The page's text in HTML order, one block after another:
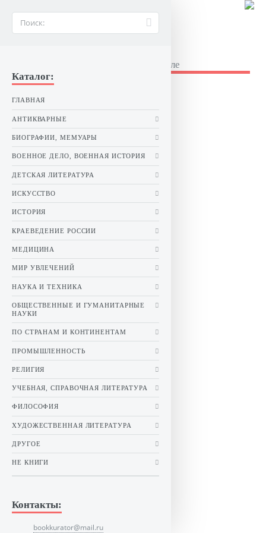
Букинистические книги в Ставрополе
Каталог:
ГЛАВНАЯ
АНТИКВАРНЫЕ
БИОГРАФИИ, МЕМУАРЫ
ВОЕННОЕ ДЕЛО, ВОЕННАЯ ИСТОРИЯ
ДЕТСКАЯ ЛИТЕРАТУРА
ИСКУССТВО
ИСТОРИЯ
КРАЕВЕДЕНИЕ РОССИИ
МЕДИЦИНА
МИР УВЛЕЧЕНИЙ
НАУКА И ТЕХНИКА
ОБЩЕСТВЕННЫЕ И ГУМАНИТАРНЫЕ
НАУКИ
ПО СТРАНАМ И КОНТИНЕНТАМ
ПРОМЫШЛЕННОСТЬ
РЕЛИГИЯ
УЧЕБНАЯ, СПРАВОЧНАЯ ЛИТЕРАТУРА
ФИЛОСОФИЯ
ХУДОЖЕСТВЕННАЯ ЛИТЕРАТУРА
ДРУГОЕ
НЕ КНИГИ
Контакты:
bookkurator@mail.ru